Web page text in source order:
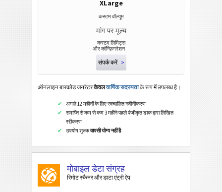
XLarge
कस्टम वॉल्यूम
मांग पर मूल्य
कस्टम लिमिट्स
और कॉन्फ़िगरेशन
संपर्क करें >
ऑनलाइन बारकोड जनरेटरकेवलवार्षिक सदस्यताके रूप में उपलब्ध है।
अगले 12 महीनों के लिए स्वचालित नवीनीकरण
समाप्ति से कम से कम 3 महीने पहले पंजीकृत डाक द्वारा लिखित
रद्दीकरण
उपयोग शुल्कवापसी योग्य नहीं है
मोबाइल डेटा संग्रह
रिमोट स्कैनर और डाटा एंट्री ऐप